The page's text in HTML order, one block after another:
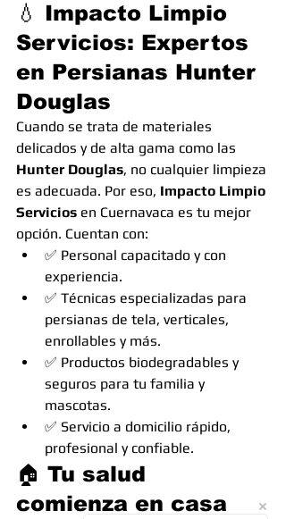
💧 Impacto Limpio
Servicios: Expertos
en Persianas Hunter
Douglas
Cuando se trata de materiales
delicados y de alta gama como las
Hunter Douglas, no cualquier limpieza
es adecuada. Por eso, Impacto Limpio
Servicios en Cuernavaca es tu mejor
opción. Cuentan con:
✅ Personal capacitado y con
experiencia.
✅ Técnicas especializadas para
persianas de tela, verticales,
enrollables y más.
✅ Productos biodegradables y
seguros para tu familia y
mascotas.
✅ Servicio a domicilio rápido,
profesional y confiable.
🏠 Tu salud
comienza en casa